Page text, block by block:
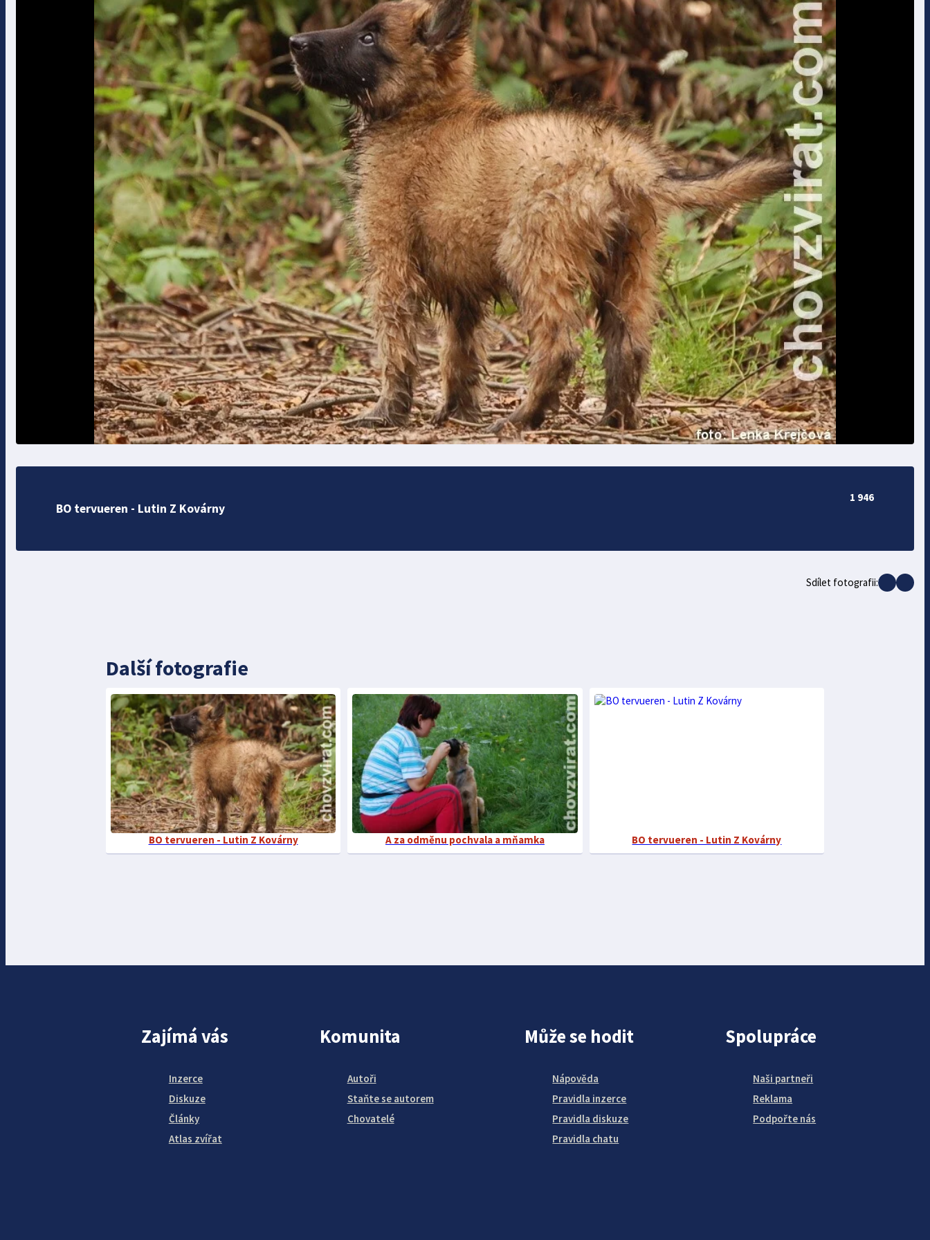
BO tervueren - Lutin Z Kovárny
1 946
Sdílet fotografii:
Další fotografie
BO tervueren - Lutin Z Kovárny A za odměnu pochvala a mňamka BO tervueren - Lutin Z Kovárny
Zajímá vás
Inzerce
Diskuze
Články
Atlas zvířat
Komunita
Autoři
Staňte se autorem
Chovatelé
Může se hodit
Nápověda
Pravidla inzerce
Pravidla diskuze
Pravidla chatu
Spolupráce
Naši partneři
Reklama
Podpořte nás